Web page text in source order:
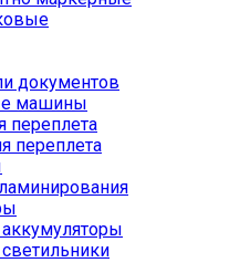
документов
машины
переплета
переплета